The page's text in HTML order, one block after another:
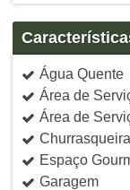
Água Quente
Área de
Área de
Churrasqueira
Espaço
Garagem